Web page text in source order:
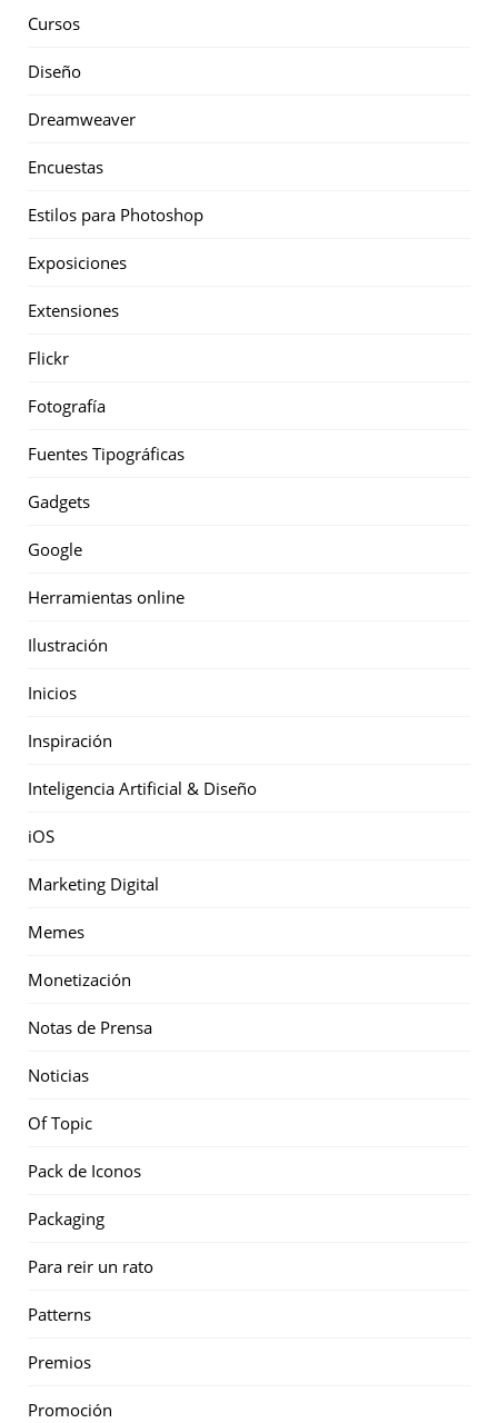
Cursos
Diseño
Dreamweaver
Encuestas
Estilos para Photoshop
Exposiciones
Extensiones
Flickr
Fotografía
Fuentes Tipográficas
Gadgets
Google
Herramientas online
Ilustración
Inicios
Inspiración
Inteligencia Artificial & Diseño
iOS
Marketing Digital
Memes
Monetización
Notas de Prensa
Noticias
Of Topic
Pack de Iconos
Packaging
Para reir un rato
Patterns
Premios
Promoción